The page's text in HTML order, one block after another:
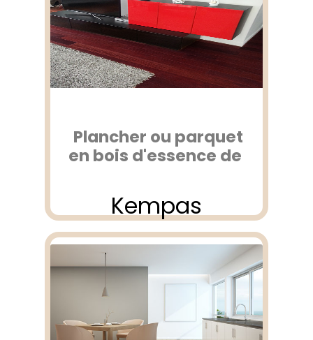
Plancher ou parquet
en bois d'essence de
Kempas